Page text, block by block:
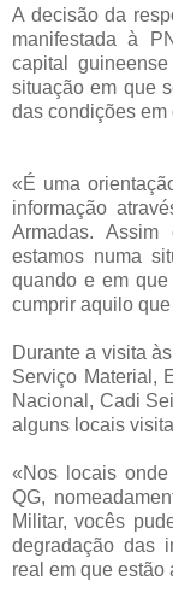
A decisão da
manifestada à
capital
situação em que
das condições em
«É uma
informação
Armadas.
estamos numa
quando e em
cumprir aquilo
Durante a visita
Serviço Material,
Nacional, Cadi
alguns locais
«Nos locais
QG,
Militar, vocês
degradação das
real em que estão